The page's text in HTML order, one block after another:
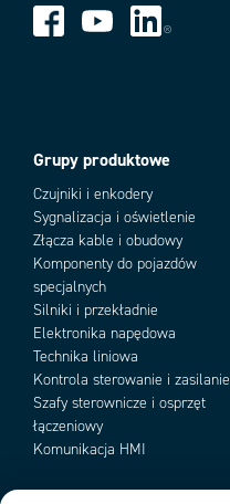
Grupy produktowe
Czujniki i enkodery
Sygnalizacja i oświetlenie
Złącza kable i obudowy
Komponenty do pojazdów
specjalnych
Silniki i przekładnie
Elektronika napędowa
Technika liniowa
Kontrola sterowanie i zasilanie
Szafy sterownicze i osprzęt
łączeniowy
Komunikacja HMI